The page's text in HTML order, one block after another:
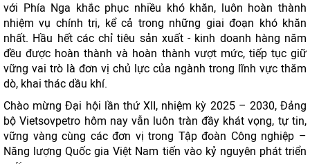
với Phía Nga khắc phục nhiều khó khăn, luôn hoàn thành
nhiệm vụ chính trị, kể cả trong những giai đoạn khó khăn
nhất. Hầu hết các chỉ tiêu sản xuất - kinh doanh hàng năm
đều được hoàn thành và hoàn thành vượt mức, tiếp tục giữ
vững vai trò là đơn vị chủ lực của ngành trong lĩnh vực thăm
dò, khai thác dầu khí.
Chào mừng Đại hội lần thứ XII, nhiệm kỳ 2025 – 2030, Đảng
bộ Vietsovpetro hôm nay vẫn luôn tràn đầy khát vọng, tự tin,
vững vàng cùng các đơn vị trong Tập đoàn Công nghiệp –
Năng lượng Quốc gia Việt Nam tiến vào kỷ nguyên phát triển